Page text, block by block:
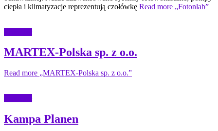
ciepła i klimatyzacje reprezentują czołówkę Read more „Fotonlab”
MARTEX-Polska sp. z o.o.
Read more „MARTEX-Polska sp. z o.o.”
Kampa Planen